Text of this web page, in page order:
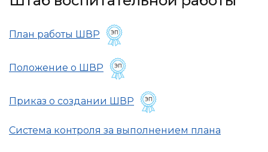
План работы ШВР
Положение о ШВР
Приказ о создании ШВР
Система контроля за выполнением плана